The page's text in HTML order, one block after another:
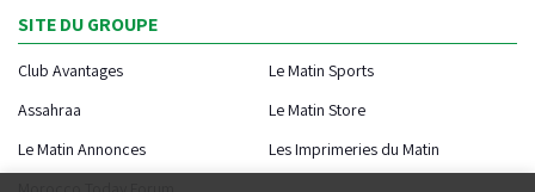
SITE DU GROUPE
Club Avantages
Le Matin Sports
Assahraa
Le Matin Store
Le Matin Annonces
Les Imprimeries du Matin